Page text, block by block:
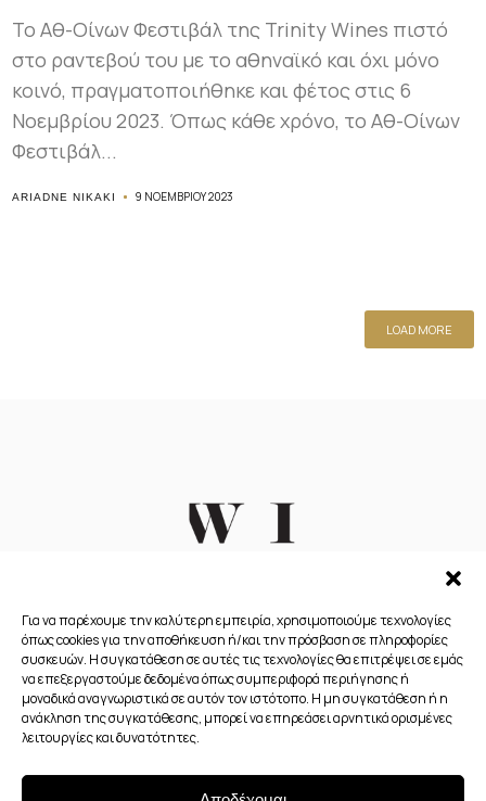
Για να παρέχουμε την καλύτερη εμπειρία, χρησιμοποιούμε τεχνολογίες
όπως cookies για την αποθήκευση ή/και την πρόσβαση σε πληροφορίες
συσκευών. Η συγκατάθεση σε αυτές τις τεχνολογίες θα επιτρέψει σε εμάς
να επεξεργαστούμε δεδομένα όπως συμπεριφορά περιήγησης ή
μοναδικά αναγνωριστικά σε αυτόν τον ιστότοπο. Η μη συγκατάθεση ή η
ανάκληση της συγκατάθεσης, μπορεί να επηρεάσει αρνητικά ορισμένες
λειτουργίες και δυνατότητες.
Το Αθ-Οίνων Φεστιβάλ της Trinity Wines πιστό
στο ραντεβού του με το αθηναϊκό και όχι μόνο
κοινό, πραγματοποιήθηκε και φέτος στις 6
Νοεμβρίου 2023. Όπως κάθε χρόνο, το Αθ-Οίνων
Φεστιβάλ...
ARIADNE NIKAKI 9 ΝΟΕΜΒΡΊΟΥ 2023
LOAD MORE
ID Wineillusion.gr
Πολιτική απορρήτου Πολιτική Cookies (ΕΕ)